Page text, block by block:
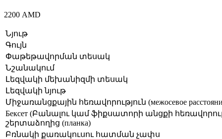
2200 AMD
Նյութ
Գույն
Փաթեթավորման տեսակ
Նշանակում
Լեզվակի մեխանիզմի տեսակ
Լեզվակի նյութ
Միջառանցքային հեռավորություն (межосевое
Бексет (Բանալու կամ ֆիքսատորի անցքի
շերտաձողից (планка)
Բռնակի քառակուսու հատման չափս